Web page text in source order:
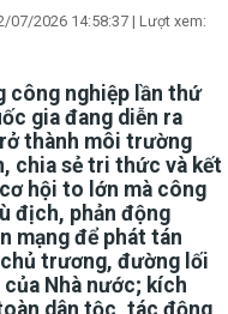
07/2026 14:58:37| Lượt xem:
công nghiệp lần thứ
gia đang diễn ra
thành môi trường
chia sẻ tri thức và kết
hội to lớn mà công
địch, phản động
mạng để phát tán
trương, đường lối
Nhà nước; kích
dân tộc, tác động